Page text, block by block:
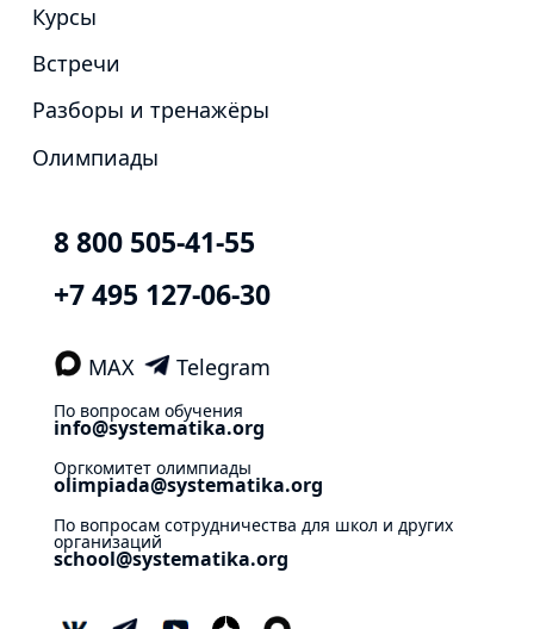
Курсы
Встречи
Разборы и тренажёры
Олимпиады
8 800 505-41-55
+7 495 127-06-30
MAX Telegram
По вопросам обучения
info@systematika.org
Оргкомитет олимпиады
olimpiada@systematika.org
По вопросам сотрудничества для школ и других
организаций
school@systematika.org